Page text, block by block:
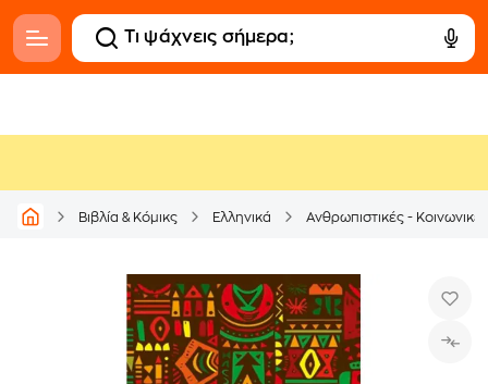
Βιβλία & Κόμικς Ελληνικά Ανθρωπιστικές -